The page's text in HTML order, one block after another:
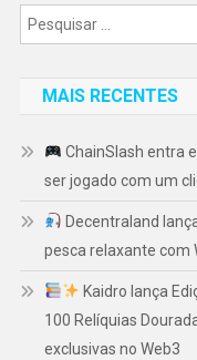
MAIS RECENTES
ChainSlash entra
ser jogado com um
Decentraland
pesca relaxante com
Kaidro lança
100 Relíquias
exclusivas no Web3